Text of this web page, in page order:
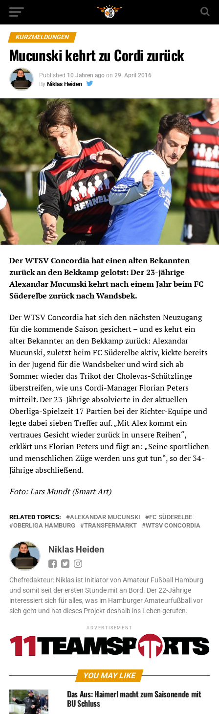
KURZMELDUNGEN
Mucunski kehrt zu Cordi zurück
Published 10 Jahren ago on 29. April 2016
By Niklas Heiden
Der WTSV Concordia hat einen alten Bekannten
zurück an den Bekkamp gelotst: Der 23-jährige
Alexandar Mucunski kehrt nach einem Jahr beim FC
Süderelbe zurück nach Wandsbek.
Der WTSV Concordia hat sich den nächsten Neuzugang
für die kommende Saison gesichert – und es kehrt ein
alter Bekannter an den Bekkamp zurück: Alexandar
Mucunski, zuletzt beim FC Süderelbe aktiv, kickte bereits
in der Jugend für die Wandsbeker und wird sich ab
Sommer wieder das Trikot der Cholevas-Schützlinge
überstreifen, wie uns Cordi-Manager Florian Peters
mitteilt. Der 23-Jährige absolvierte in der aktuellen
Oberliga-Spielzeit 17 Partien bei der Richter-Equipe und
legte dabei sieben Treffer auf. „Mit Alex kommt ein
vertraues Gesicht wieder zurück in unsere Reihen“,
erklärt uns Florian Peters und fügt an: „Seine sportlichen
und menschlichen Züge werden uns gut tun“, so der 34-
Jährige abschließend.
Foto: Lars Mundt (Smart Art)
RELATED TOPICS: ALEXANDAR MUCUNSKI
FC SÜDERELBE
OBERLIGA HAMBURG
TRANSFERMARKT WTSV CONCORDIA
Niklas Heiden
Chefredakteur: Niklas ist Initiator von Amateur Fußball Hamburg
und somit seit der ersten Stunde mit an Bord. Der 22-Jährige
interessiert sich für alles, was im Hamburger Amateurfußball vor
sich geht und hat dieses Projekt deshalb ins Leben gerufen.
ADVERTISEMENT
YOU MAY LIKE
Das Aus: Haimerl macht zum Saisonende mit
BU Schluss